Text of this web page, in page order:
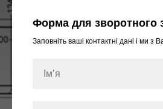
Форма для зворотного
Заповніть ваші контактні дані і ми з